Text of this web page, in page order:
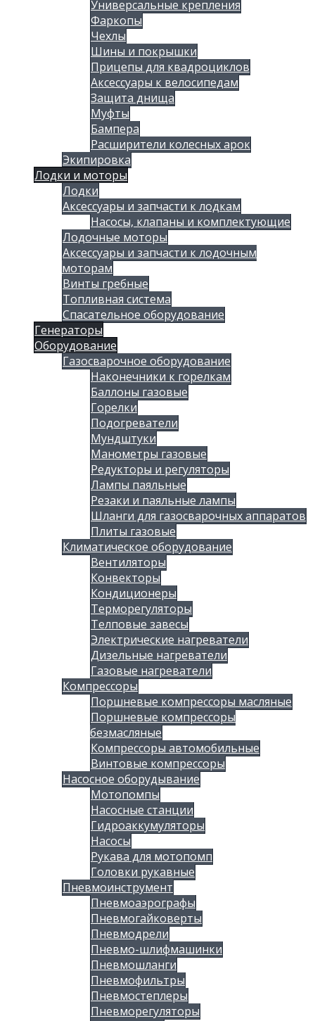
Универсальные крепления
Фаркопы
Чехлы
Шины и покрышки
Прицепы для квадроциклов
Аксессуары к велосипедам
Защита днища
Муфты
Бампера
Расширители колесных арок
Экипировка
Лодки и моторы
Лодки
Аксессуары и запчасти к лодкам
Насосы, клапаны и комплектующие
Лодочные моторы
Аксессуары и запчасти к лодочным
моторам
Винты гребные
Топливная система
Спасательное оборудование
Генераторы
Оборудование
Газосварочное оборудование
Наконечники к горелкам
Баллоны газовые
Горелки
Подогреватели
Мундштуки
Манометры газовые
Редукторы и регуляторы
Лампы паяльные
Резаки и паяльные лампы
Шланги для газосварочных аппаратов
Плиты газовые
Климатическое оборудование
Вентиляторы
Конвекторы
Кондиционеры
Терморегуляторы
Телповые завесы
Электрические нагреватели
Дизельные нагреватели
Газовые нагреватели
Компрессоры
Поршневые компрессоры масляные
Поршневые компрессоры
безмасляные
Компрессоры автомобильные
Винтовые компрессоры
Насосное оборудывание
Мотопомпы
Насосные станции
Гидроаккумуляторы
Насосы
Рукава для мотопомп
Головки рукавные
Пневмоинструмент
Пневмоаэрографы
Пневмогайковерты
Пневмодрели
Пневмо-шлифмашинки
Пневмошланги
Пневмофильтры
Пневмостеплеры
Пневморегуляторы